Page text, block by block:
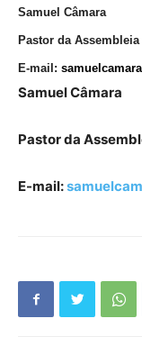
Samuel Câmara
Pastor da
E-mail:
Samuel Câmara
Pastor da
E-mail: